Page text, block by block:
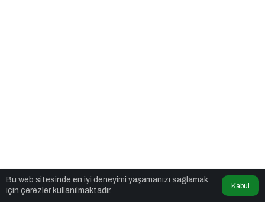
Bu web sitesinde en iyi deneyimi yaşamanızı sağlamak
için çerezler kullanılmaktadır.
Kabul